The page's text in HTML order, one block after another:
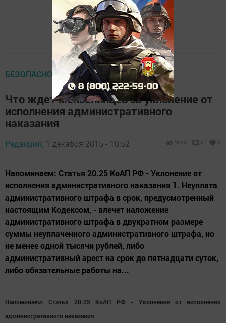
БЕЗОПАСНОСТЬ НА ДОРОГЕ
Что ждет мензелинцев за уклонение от
исполнения административного
наказания
Редакция, 1 декабря 2015 - 10:52 1093 0 0
Напоминаем: Статья 20.25 КоАП РФ - Уклонение от
исполнения административного наказания 1. Неуплата
административного штрафа в срок, предусмотренный
настоящим Кодексом, - влечет наложение
административного штрафа в двукратном размере
суммы неуплаченного административного штрафа, но
не менее одной тысячи рублей, либо
административный арест на срок до пятнадцати суток,
либо обязательные работы на...
Напоминаем: Статья 20.25 КоАП РФ - Уклонение от исполнения
административного наказания